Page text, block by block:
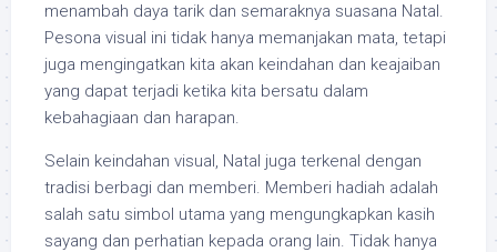
menambah daya tarik dan semaraknya suasana Natal.
Pesona visual ini tidak hanya memanjakan mata, tetapi
juga mengingatkan kita akan keindahan dan keajaiban
yang dapat terjadi ketika kita bersatu dalam
kebahagiaan dan harapan.
Selain keindahan visual, Natal juga terkenal dengan
tradisi berbagi dan memberi. Memberi hadiah adalah
salah satu simbol utama yang mengungkapkan kasih
sayang dan perhatian kepada orang lain. Tidak hanya